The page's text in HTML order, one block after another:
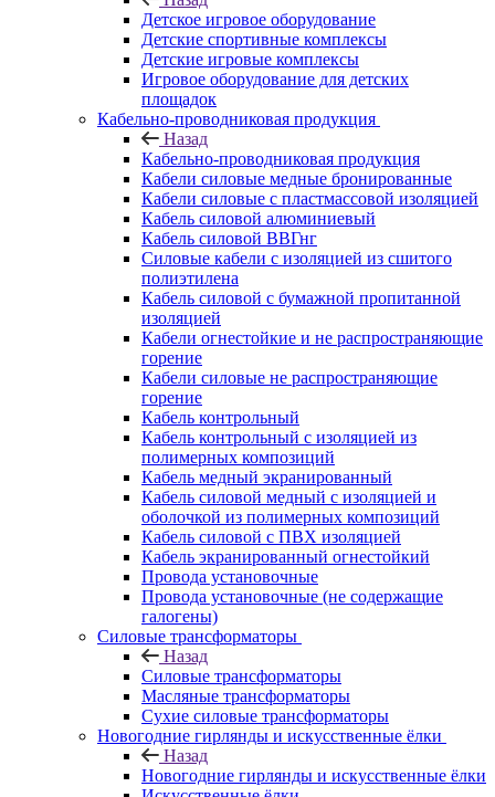
Детское игровое оборудование
Детские спортивные комплексы
Детские игровые комплексы
Игровое оборудование для детских
площадок
Кабельно-проводниковая продукция
Назад
Кабельно-проводниковая продукция
Кабели силовые медные бронированные
Кабели силовые с пластмассовой изоляцией
Кабель силовой алюминиевый
Кабель силовой ВВГнг
Силовые кабели с изоляцией из сшитого
полиэтилена
Кабель силовой с бумажной пропитанной
изоляцией
Кабели огнестойкие и не распространяющие
горение
Кабели силовые не распространяющие
горение
Кабель контрольный
Кабель контрольный с изоляцией из
полимерных композиций
Кабель медный экранированный
Кабель силовой медный с изоляцией и
оболочкой из полимерных композиций
Кабель силовой с ПВХ изоляцией
Кабель экранированный огнестойкий
Провода установочные
Провода установочные (не содержащие
галогены)
Силовые трансформаторы
Назад
Силовые трансформаторы
Масляные трансформаторы
Сухие силовые трансформаторы
Новогодние гирлянды и искусственные ёлки
Назад
Новогодние гирлянды и искусственные ёлки